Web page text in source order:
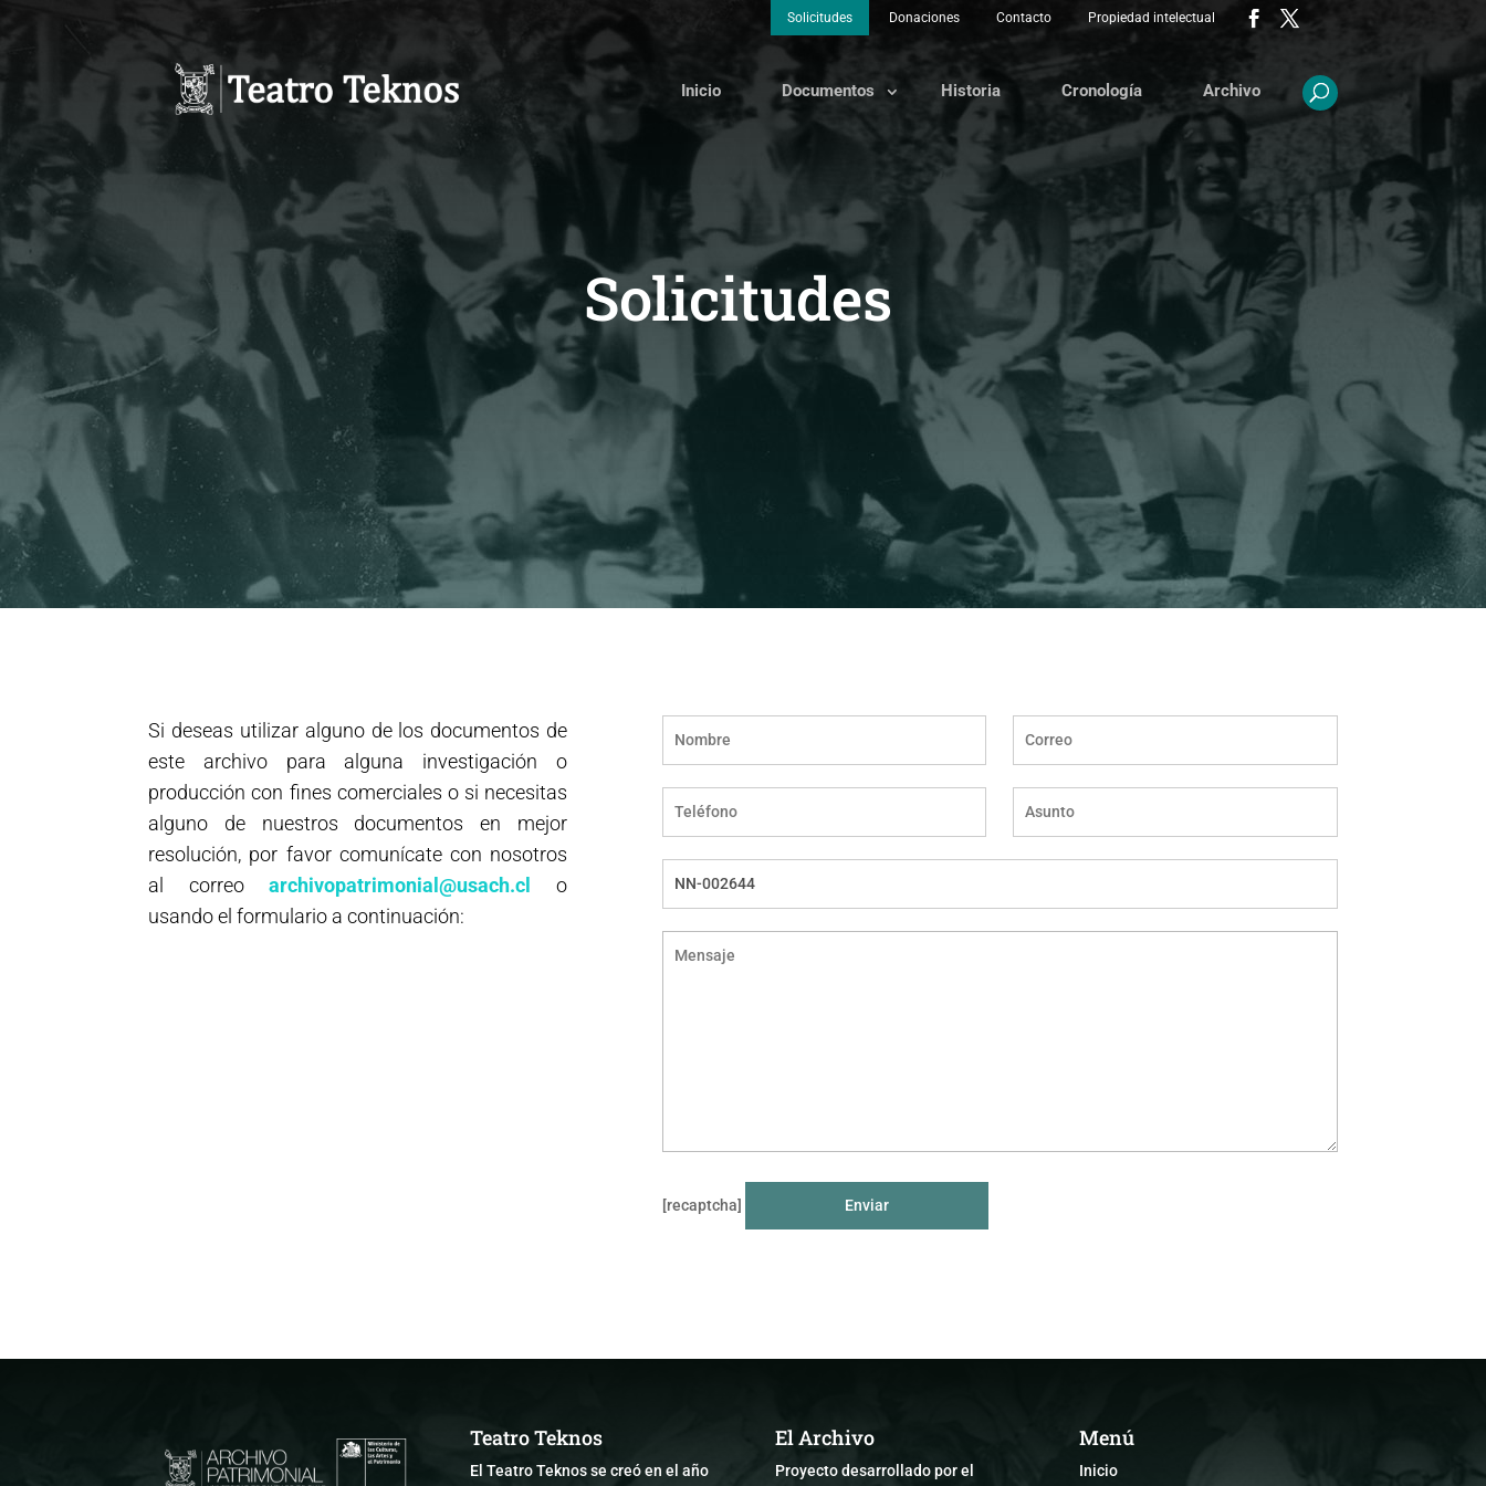
Solicitudes Donaciones Contacto Propiedad intelectual
Inicio Documentos Historia Cronología Archivo
Solicitudes
Si deseas utilizar alguno de los documentos de
este archivo para alguna investigación o
producción con fines comerciales o si necesitas
alguno de nuestros documentos en mejor
resolución, por favor comunícate con nosotros
al correoarchivopatrimonial@usach.cl
o
usando el formulario a continuación:
[recaptcha]
Teatro Teknos
El Teatro Teknos se creó en el año
El Archivo
Proyecto desarrollado por el
Menú
Inicio